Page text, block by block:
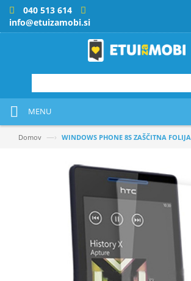
040 513 614
info@etuizamobi.si
MENU
Domov —› WINDOWS PHONE 8S ZAŠČITNA FOLIJA